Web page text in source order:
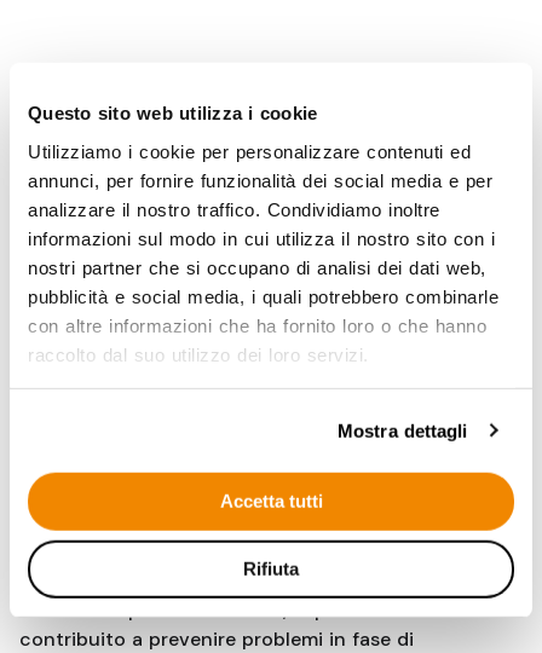
Questo sito web utilizza i cookie
Utilizziamo i cookie per personalizzare contenuti ed
annunci, per fornire funzionalità dei social media e per
analizzare il nostro traffico. Condividiamo inoltre
informazioni sul modo in cui utilizza il nostro sito con i
nostri partner che si occupano di analisi dei dati web,
pubblicità e social media, i quali potrebbero combinarle
con altre informazioni che ha fornito loro o che hanno
raccolto dal suo utilizzo dei loro servizi.
Mostra dettagli
Accetta tutti
Rifiuta
Prototipazione pre-serie
Rend, con il supporto di una rete fidata di partner, ha
fornito al cliente i prototipi del nuovo sistema,
essenziali per testare il design industriale e validare le
soluzioni tecniche.
In collaborazione con 3DiTALY, specialista nella
prototipazione rapida, sono stati realizzati i primi
campioni, tra cui la cover metallica per l’alloggiamento
del display e i frame di interfaccia.
con una pre-serie di 25 unità, anticipando e risolvendo
eventuali criticità produttive tramite stampaggio a
iniezione termoplastico.
contribuito a prevenire problemi in fase di